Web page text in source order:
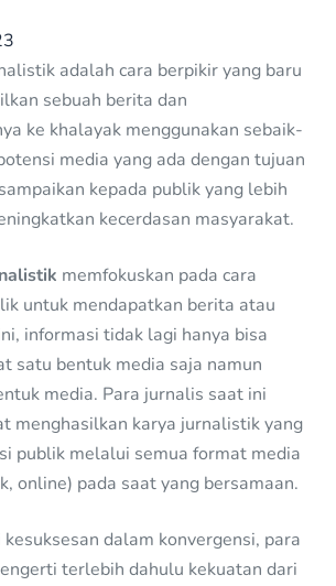
adalah cara berpikir yang baru
sebuah berita dan
ke khalayak menggunakan sebaik-
media yang ada dengan tujuan
kepada publik yang lebih
kecerdasan masyarakat.
memfokuskan pada cara
untuk mendapatkan berita atau
informasi tidak lagi hanya bisa
satu bentuk media saja namun
media. Para jurnalis saat ini
menghasilkan karya jurnalistik yang
publik melalui semua format media
online) pada saat yang bersamaan.
dalam konvergensi, para
terlebih dahulu kekuatan dari